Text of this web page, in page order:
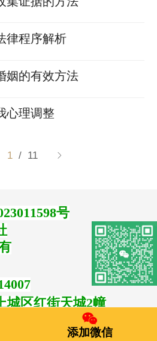
律程序解析
姻的有效方法
心理调整
1 / 11
号
城区红街天城2幢
添加微信